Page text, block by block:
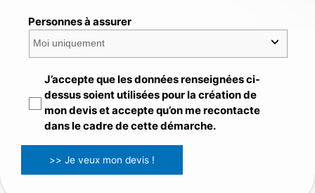
Personnes à assurer
J’accepte que les données renseignées ci-
dessus soient utilisées pour la création de
mon devis et accepte qu’on me recontacte
dans le cadre de cette démarche.
>> Je veux mon devis !